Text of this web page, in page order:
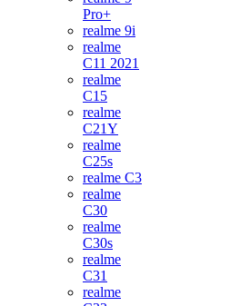
Pro+
realme 9i
realme
C11 2021
realme
C15
realme
C21Y
realme
C25s
realme C3
realme
C30
realme
C30s
realme
C31
realme